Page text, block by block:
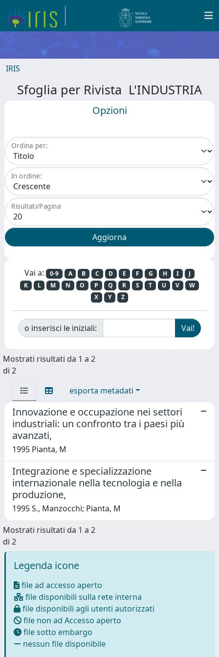
IRIS
Sfoglia per Rivista L'INDUSTRIA
Opzioni
Ordina per:
In ordine:
Risultati/Pagina
Vai a: 0-9 A B C D E F G H I
J
K
L M N O P Q R S T U V
W
X
Y Z
o inserisci le iniziali:
Mostrati risultati da 1 a 2
di 2
esporta metadati
Innovazione e occupazione nei settori
industriali: un confronto tra i paesi più
avanzati,
1995 Pianta, M
Integrazione e specializzazione
internazionale nella tecnologia e nella
produzione,
1995 S., Manzocchi; Pianta, M
Mostrati risultati da 1 a 2
di 2
Legenda icone
file ad accesso aperto
file disponibili sulla rete interna
file disponibili agli utenti autorizzati
file non ad Accesso aperto
file sotto embargo
nessun file disponibile